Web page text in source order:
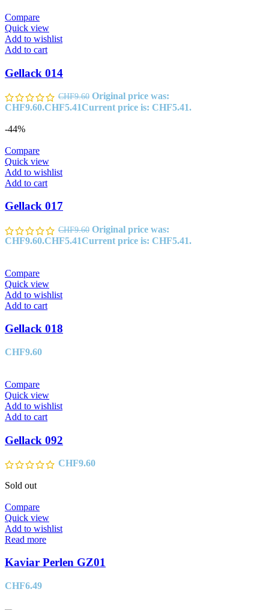
Compare
Quick view
Add to wishlist
Add to cart
Gellack 014
CHF9.60 Original price was:
CHF9.60.CHF5.41Current price is: CHF5.41.
-44%
Compare
Quick view
Add to wishlist
Add to cart
Gellack 017
CHF9.60 Original price was:
CHF9.60.CHF5.41Current price is: CHF5.41.
Compare
Quick view
Add to wishlist
Add to cart
Gellack 018
CHF9.60
Compare
Quick view
Add to wishlist
Add to cart
Gellack 092
CHF9.60
Sold out
Compare
Quick view
Add to wishlist
Read more
Kaviar Perlen GZ01
CHF6.49